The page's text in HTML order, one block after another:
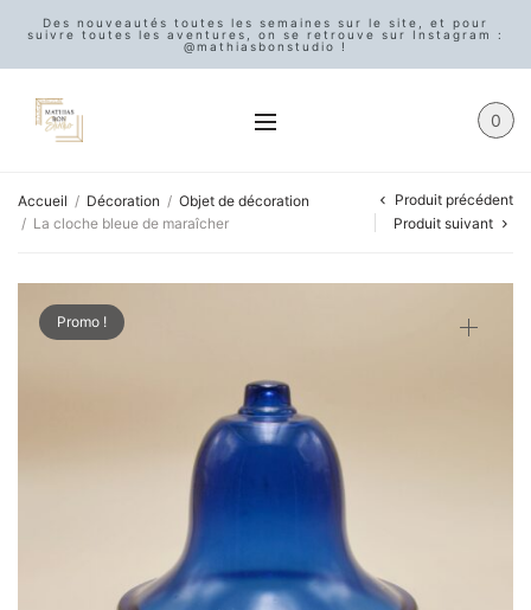
Des nouveautés toutes les semaines sur le site, et pour
suivre toutes les aventures, on se retrouve sur Instagram :
@mathiasbonstudio !
0
Accueil / Décoration / Objet de décoration
/ La cloche bleue de maraîcher
Produit précédent
Produit suivant
Promo !